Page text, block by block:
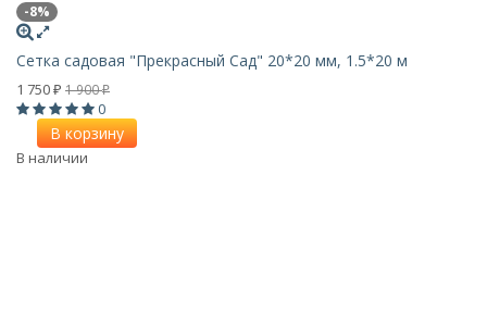
-8%
Сетка садовая "Прекрасный Сад" 20*20 мм, 1.5*20 м
1 750 ₽ 1 900₽
0
В корзину
В наличии